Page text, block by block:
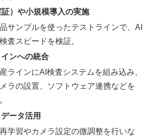
）や小規模導入の実施
サンプルを使ったテストラインで、AI
査スピードを検証。
ンへの統合
ラインにAI検査システムを組み込み、
ラの設置、ソフトウェア連携などを
ータ活用
学習やカメラ設定の微調整を行いな